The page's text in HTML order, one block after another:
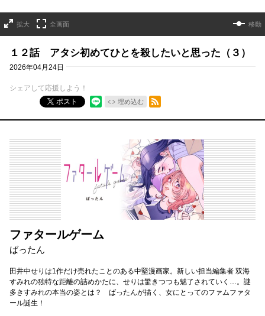
拡大 全画面 移動
１２話 アタシ初めてひとを殺したいと思った（３）
2026年04月24日
シェアして応援しよう！
ポスト
埋め込む
RSSフィード
ファタールゲーム
ばったん
田井中せりは1作だけ売れたことのある中堅漫画家。新しい担当編集者 双海
すみれの独特な距離の詰めかたに、せりは驚きつつも魅了されていく…。謎
多きすみれの本当の姿とは？ ばったんが描く、女にとってのファムファタ
ール誕生！